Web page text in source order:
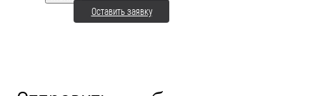
Оставить заявку